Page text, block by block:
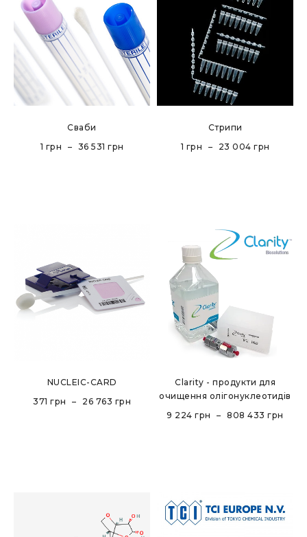
Сваби
1 грн – 36 531 грн
Стрипи
1 грн – 23 004 грн
NUCLEIC-CARD
371 грн – 26 763 грн
Clarity - продукти для
очищення олігонуклеотидів
9 224 грн – 808 433 грн